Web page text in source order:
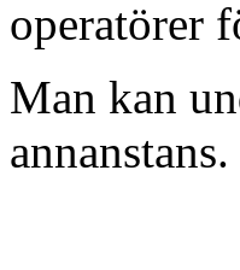
operatörer
Man kan
annanstans.